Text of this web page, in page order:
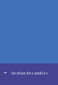
Gestion des cookies